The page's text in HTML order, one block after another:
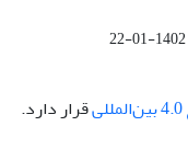
1402-01-22
قرار دارد.